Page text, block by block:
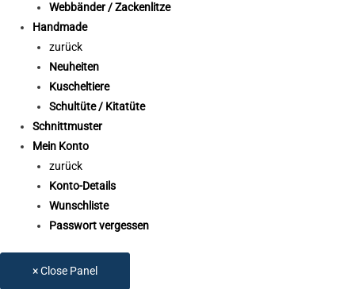
Webbänder / Zackenlitze
Handmade
zurück
Neuheiten
Kuscheltiere
Schultüte / Kitatüte
Schnittmuster
Mein Konto
zurück
Konto-Details
Wunschliste
Passwort vergessen
× Close Panel